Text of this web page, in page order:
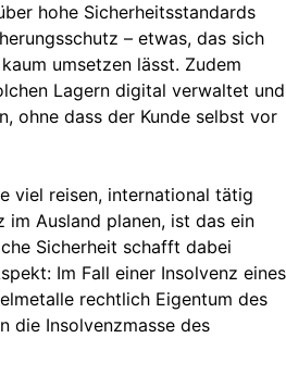
hohe Sicherheitsstandards
– etwas, das sich
umsetzen lässt. Zudem
Lagern digital verwaltet und
ohne dass der Kunde selbst vor
viel reisen, international tätig
im Ausland planen, ist das ein
Sicherheit schafft dabei
Im Fall einer Insolvenz eines
rechtlich Eigentum des
die Insolvenzmasse des